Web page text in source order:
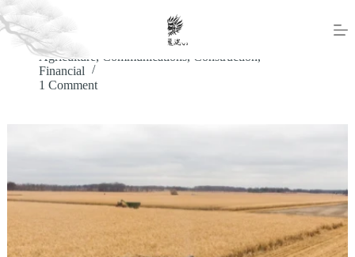
Nunc Scelerisque Viverra Mauris Aliquam
381856823@qq.com
Agriculture , Communications, Construction,
Financial
1 Comment